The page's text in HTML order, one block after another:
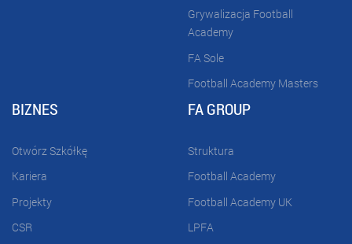
Grywalizacja Football
Academy
FA Sole
Football Academy Masters
BIZNES
Otwórz Szkółkę
Kariera
Projekty
CSR
FA GROUP
Struktura
Football Academy
Football Academy UK
LPFA